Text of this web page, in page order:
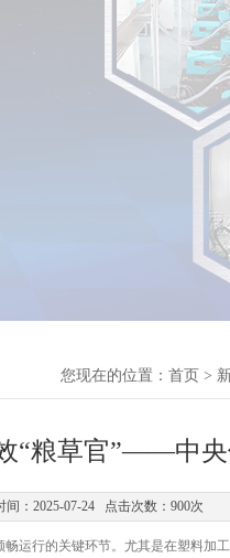
您现在的位置： 首页 >
“粮草官”——中
间：2025-07-24 点击次数：900次
行的关键环节。尤其是在塑料加